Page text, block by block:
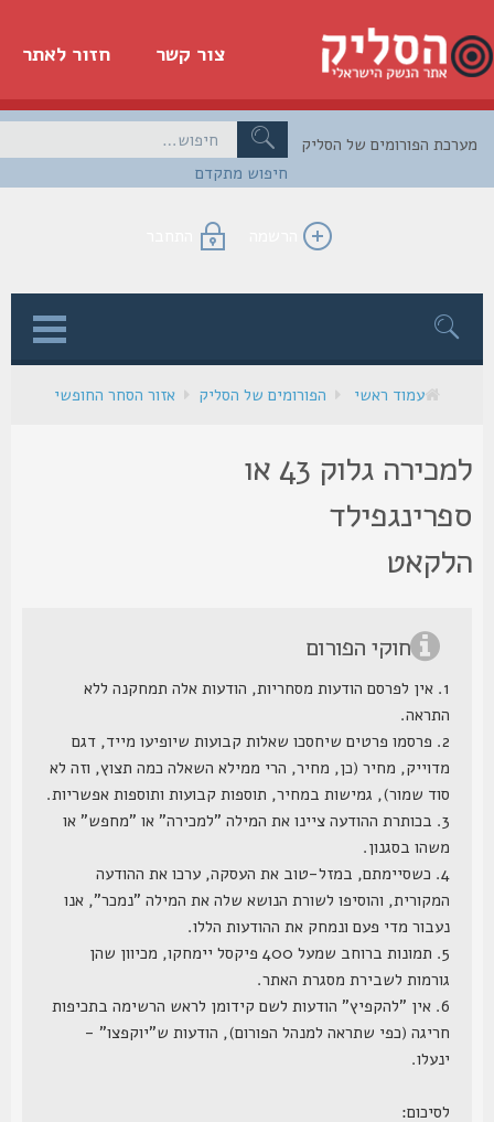
חזור לאתר צור קשר
חיפוש מתקדם
הפורומים של הסליק
הרשמה התחבר
עמוד ראשי הפורומים של הסליק אזור הסחר החופשי
למכירה גלוק 43 או
חוקי הפורום
1. אין לפרסם הודעות מסחריות, הודעות אלה תמחקנה ללא
התראה.
2. פרסמו פרטים שיחסכו שאלות קבועות שיופיעו מייד, דגם
מדוייק, מחיר (כן, מחיר, הרי ממילא השאלה כמה תצוץ, וזה לא
סוד שמור), גמישות במחיר, תוספות קבועות ותוספות אפשריות.
3. בכותרת ההודעה ציינו את המילה "למכירה" או "מחפש" או
משהו בסגנון.
4. כשסיימתם, במזל-טוב את העסקה, ערכו את ההודעה
המקורית, והוסיפו לשורת הנושא שלה את המילה "נמכר", אנו
נעבור מדי פעם ונמחק את ההודעות הללו.
5. תמונות ברוחב שמעל 400 פיקסל יימחקו, מכיוון שהן
גורמות לשבירת מסגרת האתר.
6. אין "להקפיץ" הודעות לשם קידומן לראש הרשימה בתכיפות
חריגה (כפי שתראה למנהל הפורום), הודעות ש"יוקפצו" -
ינעלו.
לסיכום: